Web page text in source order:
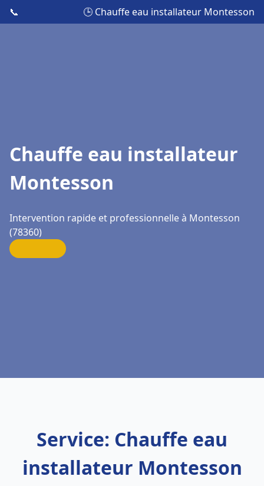
📞 🕒 Chauffe eau installateur Montesson
Chauffe eau installateur
Montesson
Intervention rapide et professionnelle à Montesson
(78360)
Service: Chauffe eau
installateur Montesson